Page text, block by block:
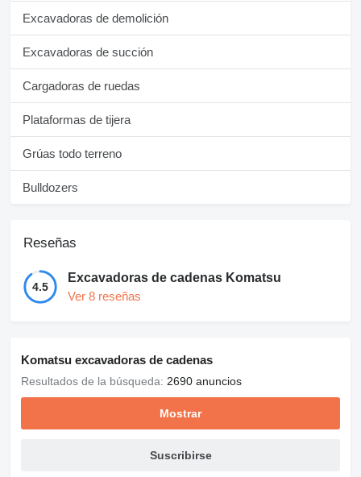
Excavadoras de demolición
Excavadoras de succión
Cargadoras de ruedas
Plataformas de tijera
Grúas todo terreno
Bulldozers
Reseñas
4.5
Excavadoras de cadenas Komatsu
Ver 8 reseñas
Komatsu excavadoras de cadenas
Resultados de la búsqueda: 2690 anuncios
Mostrar
Suscribirse